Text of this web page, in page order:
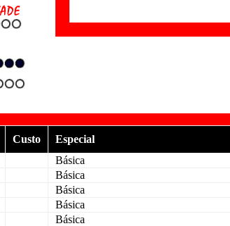
Custo
Especial
Básica
Básica
Básica
Básica
Básica